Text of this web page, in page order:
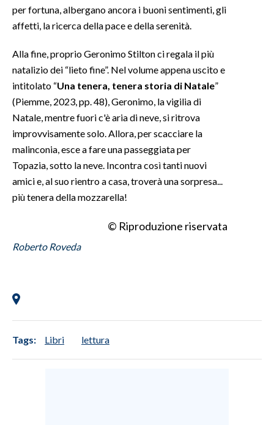
per fortuna, albergano ancora i buoni sentimenti, gli
affetti, la ricerca della pace e della serenità.
Alla fine, proprio Geronimo Stilton ci regala il più
natalizio dei “lieto fine”. Nel volume appena uscito e
intitolato “Una tenera, tenera storia di Natale”
(Piemme, 2023, pp. 48), Geronimo, la vigilia di
Natale, mentre fuori c'è aria di neve, si ritrova
improvvisamente solo. Allora, per scacciare la
malinconia, esce a fare una passeggiata per
Topazia, sotto la neve. Incontra così tanti nuovi
amici e, al suo rientro a casa, troverà una sorpresa...
più tenera della mozzarella!
© Riproduzione riservata
Roberto Roveda
Tags: Libri lettura